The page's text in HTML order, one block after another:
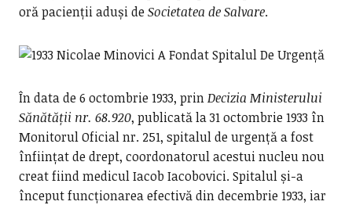
oră pacienții aduși deSocietatea de Salvare.
În data de 6 octombrie 1933, prinDecizia Ministerului
Sănătății nr. 68.920, publicată la 31 octombrie 1933 în
Monitorul Oficial nr. 251, spitalul de urgență a fost
înființat de drept, coordonatorul acestui nucleu nou
creat fiind medicul Iacob Iacobovici. Spitalul și-a
început funcționarea efectivă din decembrie 1933, iar